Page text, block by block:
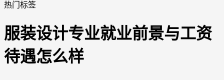
热门标签
服装设计专业就业前景与工资
待遇怎么样